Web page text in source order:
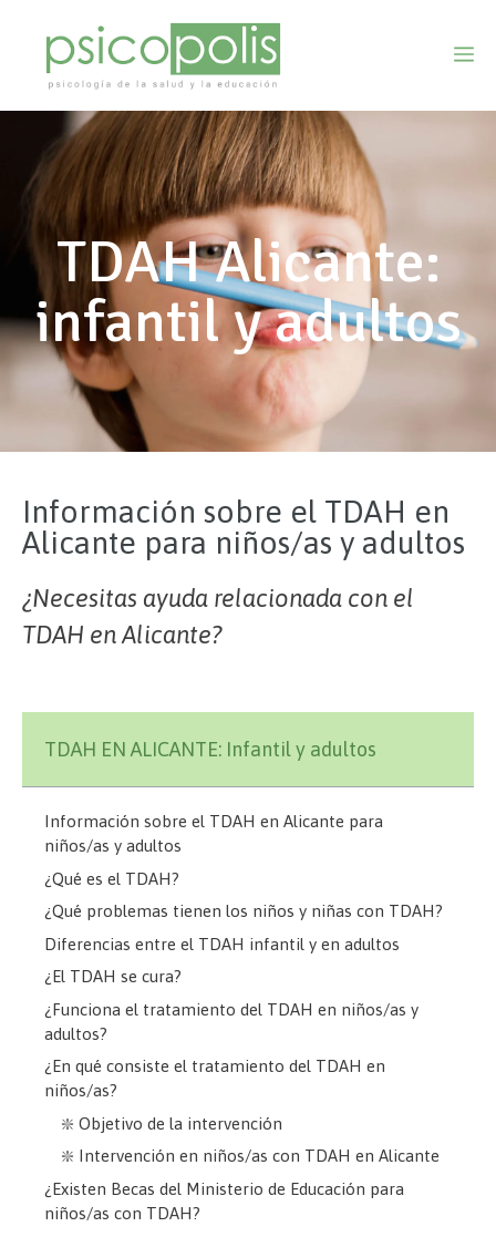
TDAH Alicante:
infantil y adultos
Información sobre el TDAH en
Alicante para niños/as y adultos
¿Necesitas ayuda relacionada con el
TDAH en Alicante?
TDAH EN ALICANTE: Infantil y adultos
Información sobre el TDAH en Alicante para
niños/as y adultos
¿Qué es el TDAH?
¿Qué problemas tienen los niños y niñas con TDAH?
Diferencias entre el TDAH infantil y en adultos
¿El TDAH se cura?
¿Funciona el tratamiento del TDAH en niños/as y
adultos?
¿En qué consiste el tratamiento del TDAH en
niños/as?
❇️ Objetivo de la intervención
❇️ Intervención en niños/as con TDAH en Alicante
¿Existen Becas del Ministerio de Educación para
niños/as con TDAH?